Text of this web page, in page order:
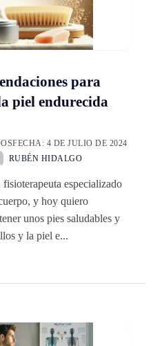
para
piel endurecida
FECHA: 4 DE JULIO DE 2024
RUBÉN HIDALGO
especializado
y hoy quiero
unos pies saludables y
y la piel e...